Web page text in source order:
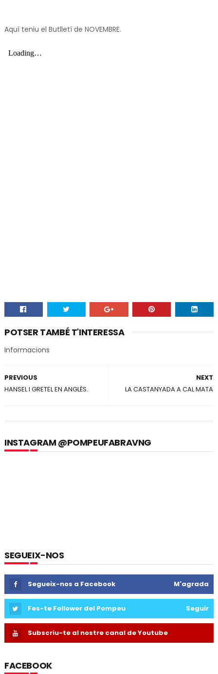
Aquí teniu el Butlletí de NOVEMBRE.
POTSER TAMBÉ T'INTERESSA
Informacions
NEXT
LA CASTANYADA A CAL MATA
PREVIOUS
HANSEL I GRETEL EN ANGLÈS.
INSTAGRAM @POMPEUFABRAVNG
SEGUEIX-NOS
Segueix-nos a Facebook M'agrada
Fes-te Follower del Pompeu Seguir
Subscriu-te al nostre canal de Youtube
FACEBOOK